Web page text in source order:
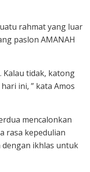
rahmat yang luar
paslon AMANAH
Kalau tidak, katong
ini, ” kata Amos
mencalonkan
rasa kepedulian
dengan ikhlas untuk